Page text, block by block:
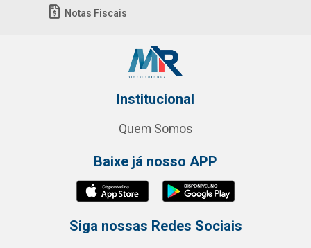
Notas Fiscais
Institucional
Quem Somos
Baixe já nosso APP
Siga nossas Redes Sociais